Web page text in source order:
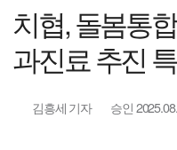
치협, 돌봄통
과진료 추진
김흥세 기자 승인